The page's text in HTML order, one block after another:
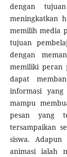
dengan
meningkatkan
memilih media
tujuan
dengan
memiliki peran
dapat
informasi
mampu
pesan yang
tersampaikan
siswa. Adapun
animasi ialah